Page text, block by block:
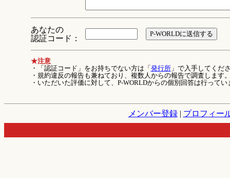
あなたの
認証コード：
★注意
・「認証コード」をお持ちでない方は「 発行所」で入手してくだ
・規約違反の報告も兼ねており、複数人からの報告で調査します
・いただいた評価に対して、P-WORLDからの個別回答は行ってい
メンバー登録| プロフィー